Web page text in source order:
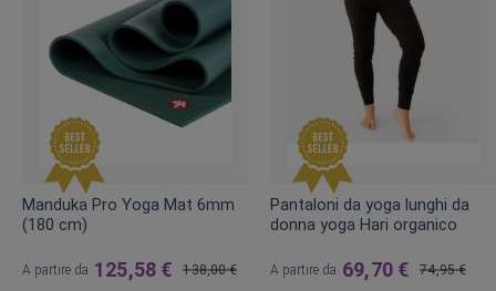
Manduka Pro Yoga Mat 6mm
(180 cm)
A partire da 125,58 € 138,00 €
Pantaloni da yoga lunghi da
donna yoga Hari organico
A partire da 69,70 € 74,95 €